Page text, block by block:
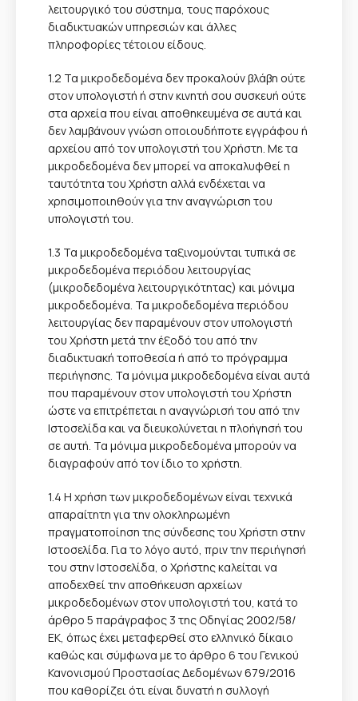
λειτουργικό του σύστημα, τους παρόχους
διαδικτυακών υπηρεσιών και άλλες
πληροφορίες τέτοιου είδους.
1.2 Τα μικροδεδομένα δεν προκαλούν βλάβη ούτε
στον υπολογιστή ή στην κινητή σου συσκευή ούτε
στα αρχεία που είναι αποθηκευμένα σε αυτά και
δεν λαμβάνουν γνώση οποιουδήποτε εγγράφου ή
αρχείου από τον υπολογιστή του Χρήστη. Με τα
μικροδεδομένα δεν μπορεί να αποκαλυφθεί η
ταυτότητα του Χρήστη αλλά ενδέχεται να
χρησιμοποιηθούν για την αναγνώριση του
υπολογιστή του.
1.3 Τα μικροδεδομένα ταξινομούνται τυπικά σε
μικροδεδομένα περιόδου λειτουργίας
(μικροδεδομένα λειτουργικότητας) και μόνιμα
μικροδεδομένα. Τα μικροδεδομένα περιόδου
λειτουργίας δεν παραμένουν στον υπολογιστή
του Χρήστη μετά την έξοδό του από την
διαδικτυακή τοποθεσία ή από το πρόγραμμα
περιήγησης. Τα μόνιμα μικροδεδομένα είναι αυτά
που παραμένουν στον υπολογιστή του Χρήστη
ώστε να επιτρέπεται η αναγνώρισή του από την
Ιστοσελίδα και να διευκολύνεται η πλοήγησή του
σε αυτή. Τα μόνιμα μικροδεδομένα μπορούν να
διαγραφούν από τον ίδιο το χρήστη.
1.4 Η χρήση των μικροδεδομένων είναι τεχνικά
απαραίτητη για την ολοκληρωμένη
πραγματοποίηση της σύνδεσης του Χρήστη στην
Ιστοσελίδα. Για το λόγο αυτό, πριν την περιήγησή
του στην Ιστοσελίδα, ο Χρήστης καλείται να
αποδεχθεί την αποθήκευση αρχείων
μικροδεδομένων στον υπολογιστή του, κατά το
άρθρο 5 παράγραφος 3 της Οδηγίας 2002/58/
ΕΚ, όπως έχει μεταφερθεί στο ελληνικό δίκαιο
καθώς και σύμφωνα με το άρθρο 6 του Γενικού
Κανονισμού Προστασίας Δεδομένων 679/2016
που καθορίζει ότι είναι δυνατή η συλλογή